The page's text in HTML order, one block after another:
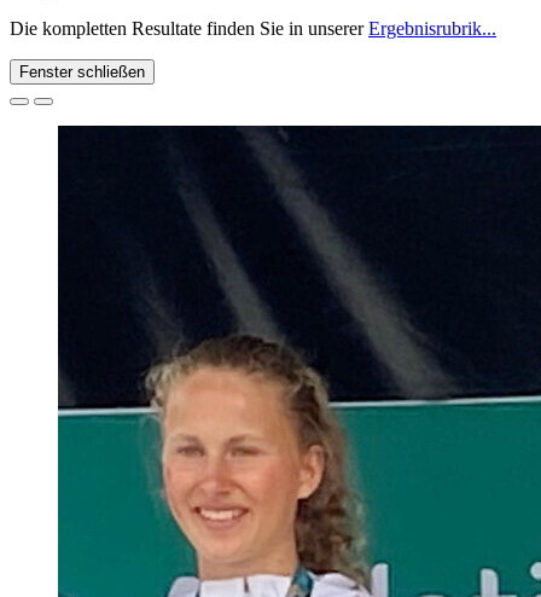
Die kompletten Resultate finden Sie in unsererErgebnisrubrik...
Fenster schließen